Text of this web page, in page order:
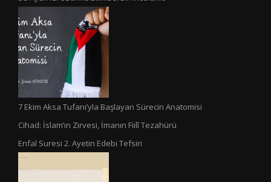
7 Ekim Aksa Tufanı’yla Başlayan Sürecin Anatomisi
Cihad: İslam’ın Zirvesi, İmanın Fiilî Tezahürü
Enfal Suresi 2. Ayetin Edebi Tefsiri